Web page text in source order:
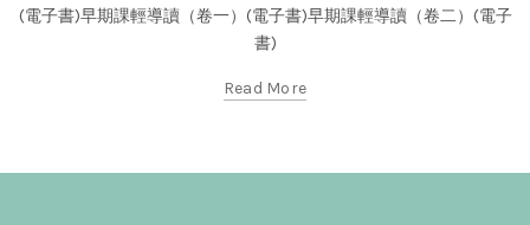
(電子書)早期課輕導讀（卷一）(電子書)早期課輕導讀（卷二）(電子
書)
Read More